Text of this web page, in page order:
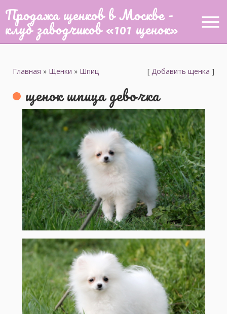
Продажа щенков в Москве -
клуб заводчиков «101 щенок» menu
Главная » Щенки » Шпиц [ Добавить щенка ]
щенок шпица девочка